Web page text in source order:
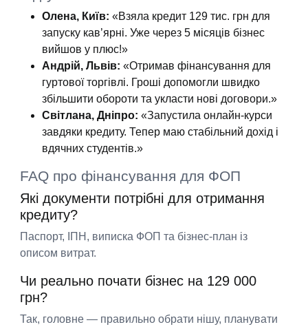
Олена, Київ: «Взяла кредит 129 тис. грн для
запуску кав’ярні. Уже через 5 місяців бізнес
вийшов у плюс!»
Андрій, Львів: «Отримав фінансування для
гуртової торгівлі. Гроші допомогли швидко
збільшити обороти та укласти нові договори.»
Світлана, Дніпро: «Запустила онлайн-курси
завдяки кредиту. Тепер маю стабільний дохід і
вдячних студентів.»
FAQ про фінансування для ФОП
Які документи потрібні для отримання
кредиту?
Паспорт, ІПН, виписка ФОП та бізнес-план із
описом витрат.
Чи реально почати бізнес на 129 000
грн?
Так, головне — правильно обрати нішу, планувати